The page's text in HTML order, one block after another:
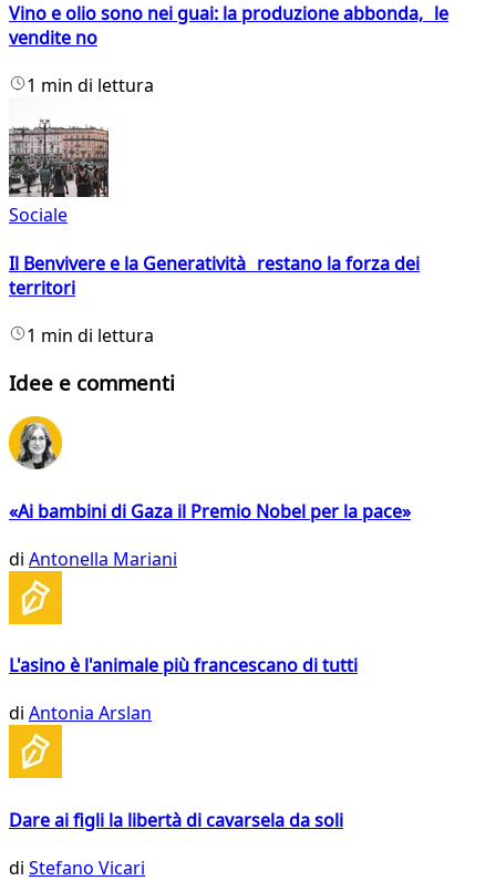
Vino e olio sono nei guai: la produzione abbonda, le
vendite no
1 min di lettura
Sociale
Il Benvivere e la Generatività restano la forza dei
territori
1 min di lettura
Idee e commenti
«Ai bambini di Gaza il Premio Nobel per la pace»
di Antonella Mariani
L'asino è l'animale più francescano di tutti
di Antonia Arslan
Dare ai figli la libertà di cavarsela da soli
di Stefano Vicari